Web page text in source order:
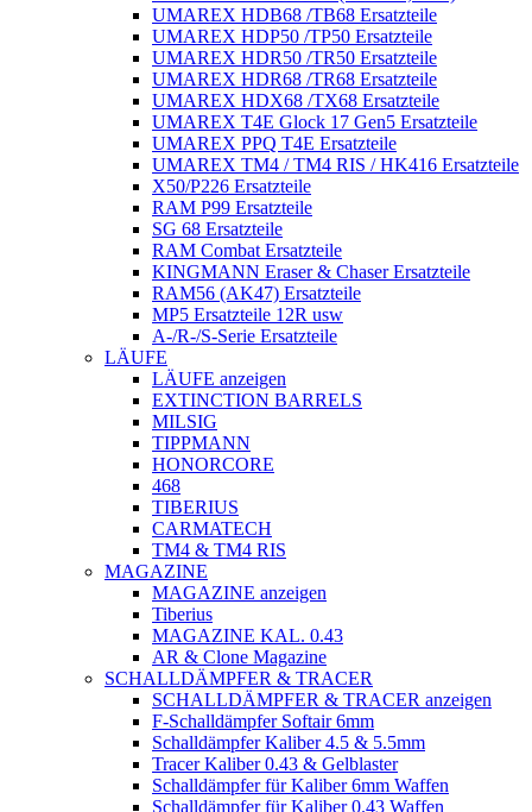
UMAREX HDB68 /TB68 Ersatzteile
UMAREX HDP50 /TP50 Ersatzteile
UMAREX HDR50 /TR50 Ersatzteile
UMAREX HDR68 /TR68 Ersatzteile
UMAREX HDX68 /TX68 Ersatzteile
UMAREX T4E Glock 17 Gen5 Ersatzteile
UMAREX PPQ T4E Ersatzteile
UMAREX TM4 / TM4 RIS / HK416 Ersatzteile
X50/P226 Ersatzteile
RAM P99 Ersatzteile
SG 68 Ersatzteile
RAM Combat Ersatzteile
KINGMANN Eraser & Chaser Ersatzteile
RAM56 (AK47) Ersatzteile
MP5 Ersatzteile 12R usw
A-/R-/S-Serie Ersatzteile
LÄUFE
LÄUFE anzeigen
EXTINCTION BARRELS
MILSIG
TIPPMANN
HONORCORE
468
TIBERIUS
CARMATECH
TM4 & TM4 RIS
MAGAZINE
MAGAZINE anzeigen
Tiberius
MAGAZINE KAL. 0.43
AR & Clone Magazine
SCHALLDÄMPFER & TRACER
SCHALLDÄMPFER & TRACER anzeigen
F-Schalldämpfer Softair 6mm
Schalldämpfer Kaliber 4.5 & 5.5mm
Tracer Kaliber 0.43 & Gelblaster
Schalldämpfer für Kaliber 6mm Waffen
Schalldämpfer für Kaliber 0.43 Waffen